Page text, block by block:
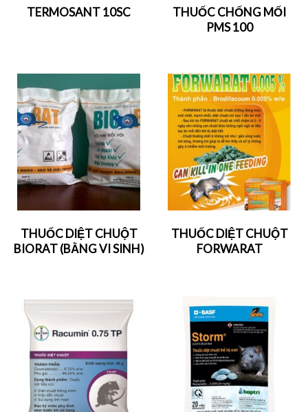
TERMOSANT 10SC
THUỐC CHỐNG MỐI
PMS 100
THUỐC DIỆT CHUỘT
BIORAT (BẰNG VI SINH)
THUỐC DIỆT CHUỘT
FORWARAT